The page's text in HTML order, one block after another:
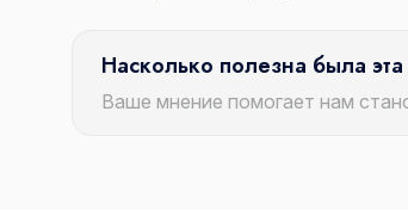
Насколько полезна была эта
Ваше мнение помогает нам